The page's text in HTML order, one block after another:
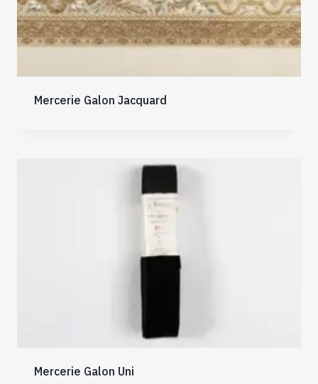
Mercerie Galon Jacquard
Mercerie Galon Uni